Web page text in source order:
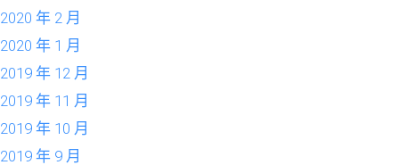
2020 年 2 月
2020 年 1 月
2019 年 12 月
2019 年 11 月
2019 年 10 月
2019 年 9 月